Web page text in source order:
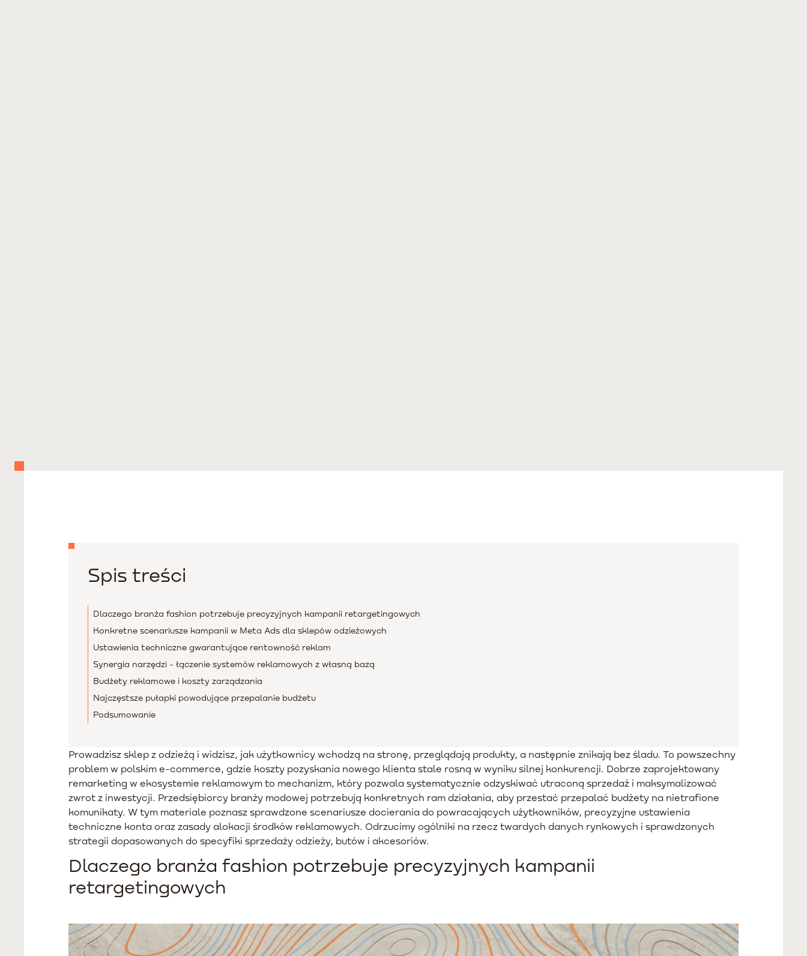
Spis treści
Dlaczego branża fashion potrzebuje precyzyjnych kampanii retargetingowych
Konkretne scenariusze kampanii w Meta Ads dla sklepów odzieżowych
Ustawienia techniczne gwarantujące rentowność reklam
Synergia narzędzi - łączenie systemów reklamowych z własną bazą
Budżety reklamowe i koszty zarządzania
Najczęstsze pułapki powodujące przepalanie budżetu
Podsumowanie
Prowadzisz sklep z odzieżą i widzisz, jak użytkownicy wchodzą na stronę, przeglądają produkty, a następnie znikają bez śladu. To powszechny
problem w polskim e-commerce, gdzie koszty pozyskania nowego klienta stale rosną w wyniku silnej konkurencji. Dobrze zaprojektowany
remarketing w ekosystemie reklamowym to mechanizm, który pozwala systematycznie odzyskiwać utraconą sprzedaż i maksymalizować
zwrot z inwestycji. Przedsiębiorcy branży modowej potrzebują konkretnych ram działania, aby przestać przepalać budżety na nietrafione
komunikaty. W tym materiale poznasz sprawdzone scenariusze docierania do powracających użytkowników, precyzyjne ustawienia
techniczne konta oraz zasady alokacji środków reklamowych. Odrzucimy ogólniki na rzecz twardych danych rynkowych i sprawdzonych
strategii dopasowanych do specyfiki sprzedaży odzieży, butów i akcesoriów.
Dlaczego branża fashion potrzebuje precyzyjnych kampanii
retargetingowych